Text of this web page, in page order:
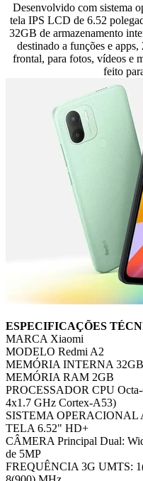
Desenvolvido com sistema
tela IPS LCD de 6.52
32GB de armazenamento
destinado a funções e
frontal, para fotos, vídeos e
feito
ESPECIFICAÇÕES
MARCA Xiaomi
MODELO Redmi A2
MEMÓRIA INTERNA 32GB
MEMÓRIA RAM 2GB
PROCESSADOR CPU
4x1.7 GHz Cortex-A53)
SISTEMA OPERACIONAL
TELA 6.52" HD+
CÂMERA Principal Dual:
de 5MP
FREQUÊNCIA 3G UMTS: